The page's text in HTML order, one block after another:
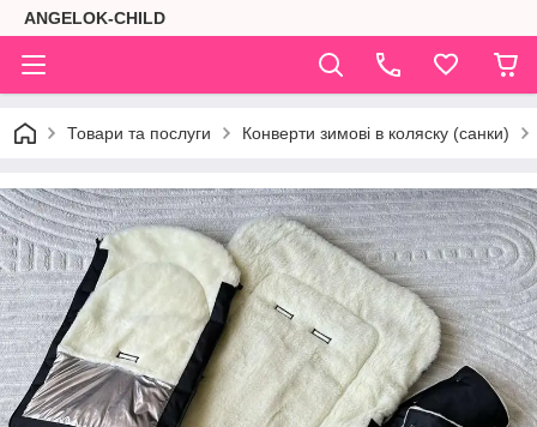
ANGELOK-CHILD
Товари та послуги Конверти зимові в коляску (санки)